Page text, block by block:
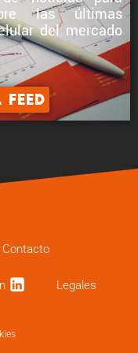
las últimas
del mercado
feed
Contacto
Legales